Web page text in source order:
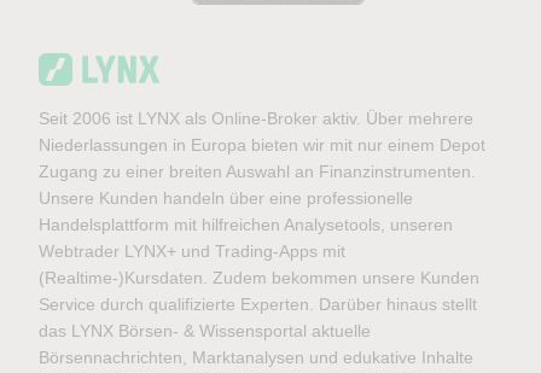
Seit 2006 ist LYNX als Online-Broker aktiv. Über mehrere
Niederlassungen in Europa bieten wir mit nur einem Depot
Zugang zu einer breiten Auswahl an Finanzinstrumenten.
Unsere Kunden handeln über eine professionelle
Handelsplattform mit hilfreichen Analysetools, unseren
Webtrader LYNX+ und Trading-Apps mit
(Realtime-)Kursdaten. Zudem bekommen unsere Kunden
Service durch qualifizierte Experten. Darüber hinaus stellt
das LYNX Börsen- & Wissensportal aktuelle
Börsennachrichten, Marktanalysen und edukative Inhalte